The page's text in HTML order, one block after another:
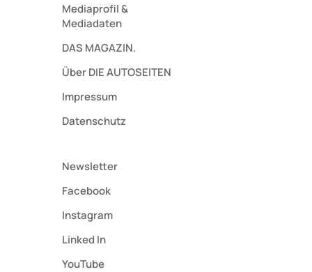
Mediaprofil&
Mediadaten
DAS MAGAZIN.
Über DIE AUTOSEITEN
Impressum
Datenschutz
Newsletter
Facebook
Instagram
Linked In
YouTube